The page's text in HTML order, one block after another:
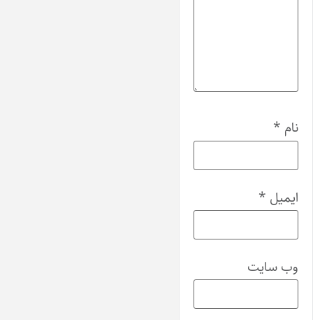
نام *
ایمیل *
وب‌ سایت